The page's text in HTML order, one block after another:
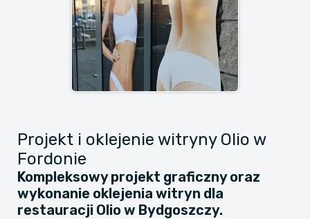
Projekt i oklejenie witryny Olio w
Fordonie
Kompleksowy projekt graficzny oraz
wykonanie oklejenia witryn dla
restauracji Olio w Bydgoszczy.